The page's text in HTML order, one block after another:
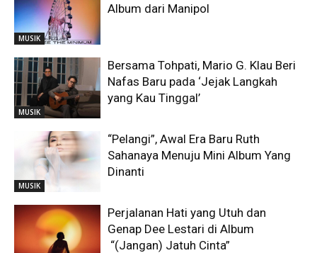
MUSIK
Album dari Manipol
MUSIK
Bersama Tohpati, Mario G. Klau Beri
Nafas Baru pada ‘Jejak Langkah
yang Kau Tinggal’
MUSIK
“Pelangi”, Awal Era Baru Ruth
Sahanaya Menuju Mini Album Yang
Dinanti
Perjalanan Hati yang Utuh dan
Genap Dee Lestari di Album
“(Jangan) Jatuh Cinta”